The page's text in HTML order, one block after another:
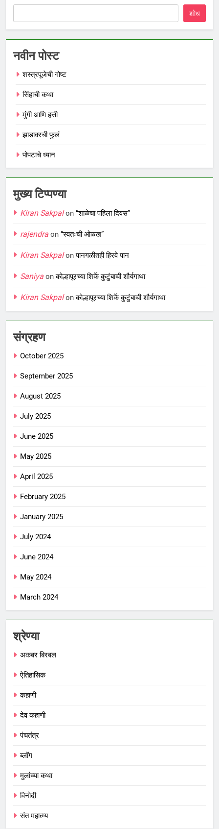
शोध
नवीन पोस्ट
शस्त्रपूजेची गोष्ट
सिंहाची कथा
मुंगी आणि हत्ती
झाडावरची फुलं
पोपटाचे ध्यान
मुख्य टिप्पण्या
Kiran Sakpalon “शाळेचा पहिला दिवस”
rajendra on “स्वतःची ओळख”
Kiran Sakpalonपानगळीतही हिरवे पान
Saniya onकोल्हापूरच्या शिर्के कुटुंबाची शौर्यगाथा
Kiran Sakpalonकोल्हापूरच्या शिर्के कुटुंबाची शौर्यगाथा
संग्रहण
October 2025
September 2025
August 2025
July 2025
June 2025
May 2025
April 2025
February 2025
January 2025
July 2024
June 2024
May 2024
March 2024
श्रेण्या
अकबर बिरबल
ऐतिहासिक
कहाणी
देव कहाणी
पंचतंत्र
ब्लॉग
मुलांच्या कथा
विनोदी
संत महात्म्य